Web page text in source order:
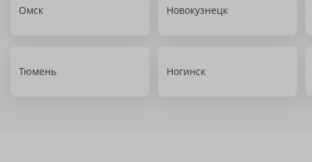
Омск Новокузнецк
Тюмень Ногинск